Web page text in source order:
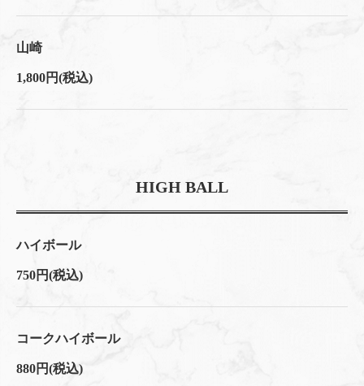
山崎
1,800円(税込)
HIGH BALL
ハイボール
750円(税込)
コークハイボール
880円(税込)